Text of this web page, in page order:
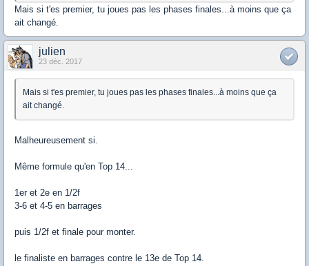
Mais si t'es premier, tu joues pas les phases finales...à moins que ça
ait changé.
julien
23 déc. 2017
Mais si t'es premier, tu joues pas les phases finales...à moins que ça
ait changé.
Malheureusement si.
Même formule qu'en Top 14...
1er et 2e en 1/2f
3-6 et 4-5 en barrages
puis 1/2f et finale pour monter.
le finaliste en barrages contre le 13e de Top 14.